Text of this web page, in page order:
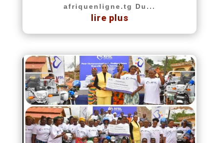
afriquenligne.tg Du...
lire plus